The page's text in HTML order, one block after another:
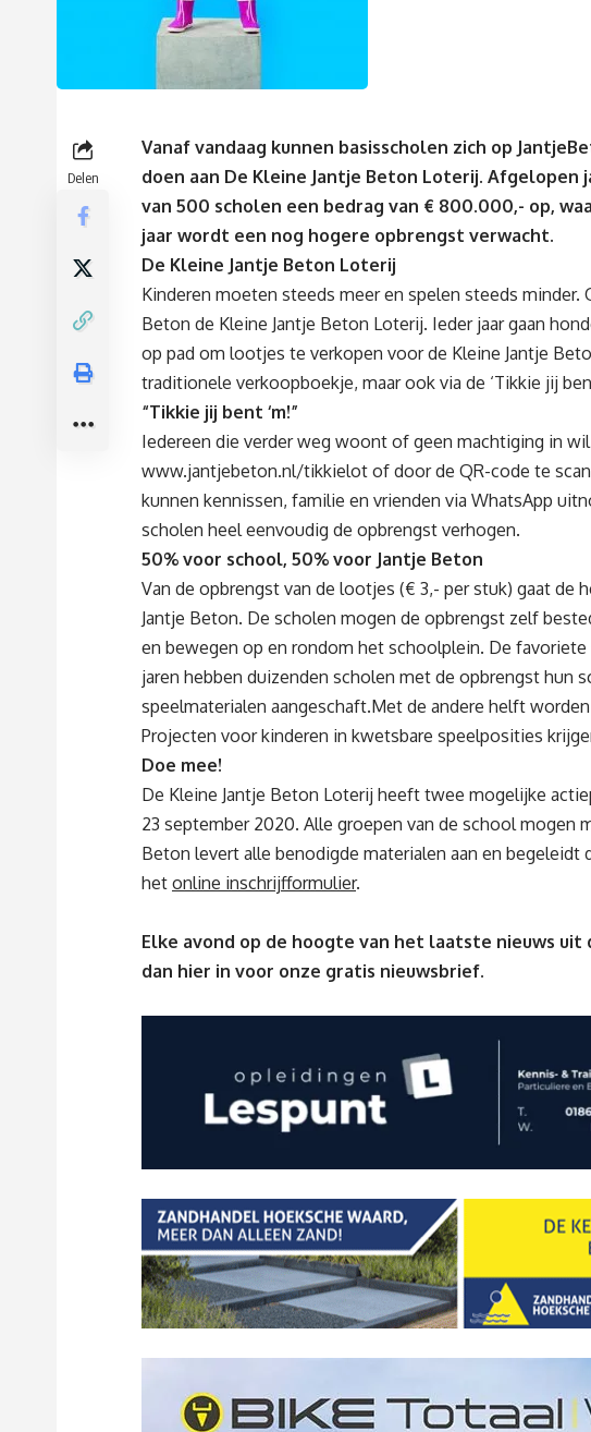
Delen
Vanaf vandaag kunnen basisscholen zich op
doen aan De Kleine Jantje Beton Loterij.
van 500 scholen een bedrag van € 800.000,- op,
jaar wordt een nog hogere opbrengst verwacht.
De Kleine Jantje Beton Loterij
Kinderen moeten steeds meer en spelen steeds minder.
Beton de Kleine Jantje Beton Loterij. Ieder jaar gaan
op pad om lootjes te verkopen voor de Kleine Jantje
traditionele verkoopboekje, maar ook via de ‘Tikkie jij
“Tikkie jij bent ‘m!”
Iedereen die verder weg woont of geen machtiging in
www.jantjebeton.nl/tikkielot of door de QR-code te
kunnen kennissen, familie en vrienden via WhatsApp
scholen heel eenvoudig de opbrengst verhogen.
50% voor school, 50% voor Jantje Beton
Van de opbrengst van de lootjes (€ 3,- per stuk) gaat de
Jantje Beton. De scholen mogen de opbrengst zelf
en bewegen op en rondom het schoolplein. De
jaren hebben duizenden scholen met de opbrengst hun
speelmaterialen aangeschaft.Met de andere helft
Projecten voor kinderen in kwetsbare speelposities
Doe mee!
De Kleine Jantje Beton Loterij heeft twee mogelijke
23 september 2020. Alle groepen van de school mogen
Beton levert alle benodigde materialen aan en begeleidt
het online inschrijfformulier.
Elke avond op de hoogte van het laatste nieuws uit
dan hier in voor onze gratis nieuwsbrief.